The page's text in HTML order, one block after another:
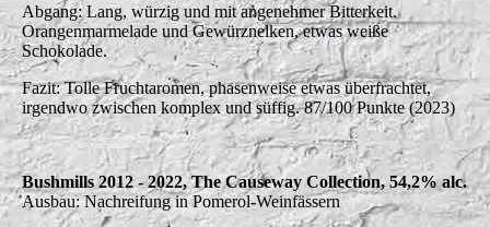
Abgang: Lang, würzig und mit angenehmer Bitterkeit.
Orangenmarmelade und Gewürznelken, etwas weiße
Schokolade.
Fazit: Tolle Fruchtaromen, phasenweise etwas überfrachtet,
irgendwo zwischen komplex und süffig. 87/100 Punkte (2023)
Bushmills 2012 - 2022, The Causeway Collection, 54,2% alc.
Ausbau: Nachreifung in Pomerol-Weinfässern